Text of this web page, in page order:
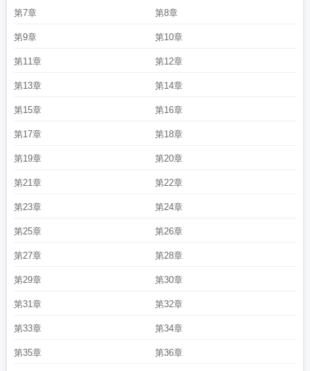
第7章 第8章
第9章 第10章
第11章 第12章
第13章 第14章
第15章 第16章
第17章 第18章
第19章 第20章
第21章 第22章
第23章 第24章
第25章 第26章
第27章 第28章
第29章 第30章
第31章 第32章
第33章 第34章
第35章 第36章